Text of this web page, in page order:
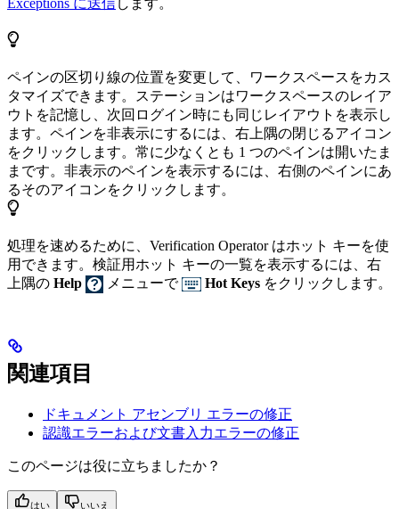
ペインの区切り線の位置を変更して、ワークスペースをカス
タマイズできます。ステーションはワークスペースのレイア
ウトを記憶し、次回ログイン時にも同じレイアウトを表示し
ます。ペインを非表示にするには、右上隅の閉じるアイコン
をクリックします。常に少なくとも 1 つのペインは開いたま
まです。非表示のペインを表示するには、右側のペインにあ
るそのアイコンをクリックします。
処理を速めるために、Verification Operator はホット キーを使
用できます。検証用ホット キーの一覧を表示するには、右
上隅の Help メニューで Hot Keys をクリックします。
関連項目
ドキュメント アセンブリ エラーの修正
認識エラーおよび文書入力エラーの修正
このページは役に立ちましたか？
はい いいえ